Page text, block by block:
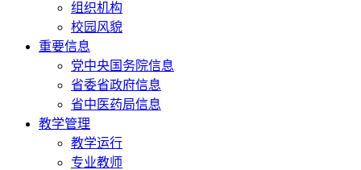
组织机构
校园风貌
重要信息
党中央国务院信息
省委省政府信息
省中医药局信息
教学管理
教学运行
专业教师